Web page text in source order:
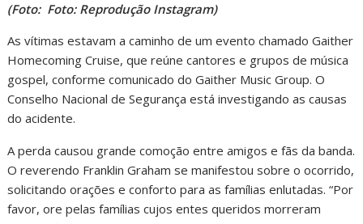
(Foto: Foto: Reprodução Instagram)
As vítimas estavam a caminho de um evento chamado Gaither
Homecoming Cruise, que reúne cantores e grupos de música
gospel, conforme comunicado do Gaither Music Group. O
Conselho Nacional de Segurança está investigando as causas
do acidente.
A perda causou grande comoção entre amigos e fãs da banda.
O reverendo Franklin Graham se manifestou sobre o ocorrido,
solicitando orações e conforto para as famílias enlutadas. “Por
favor, ore pelas famílias cujos entes queridos morreram